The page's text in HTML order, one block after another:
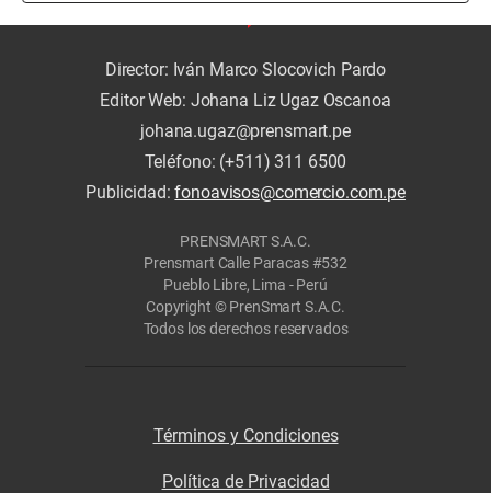
Director: Iván Marco Slocovich Pardo
Editor Web: Johana Liz Ugaz Oscanoa
johana.ugaz@prensmart.pe
Teléfono: (+511) 311 6500
Publicidad:fonoavisos@comercio.com.pe
PRENSMART S.A.C.
Prensmart Calle Paracas #532
Pueblo Libre, Lima - Perú
Copyright © PrenSmart S.A.C.
Todos los derechos reservados
Términos y Condiciones
Política de Privacidad